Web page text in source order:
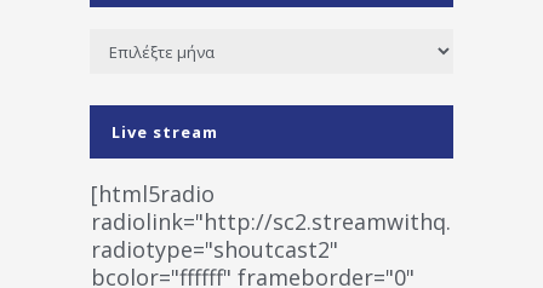
Ιστορικό
Live stream
[html5radio
radiolink="http://
radiotype="shoutcast2"
bcolor="ffffff" frameborder="0"